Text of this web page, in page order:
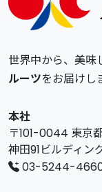
世界中から、美味
ルーツをお届けし
本社
〒101-0044 東京
神田91ビルディン
03-5244-